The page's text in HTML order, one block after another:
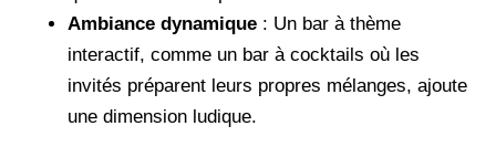
Ambiance dynamique : Un bar à thème
interactif, comme un bar à cocktails où les
invités préparent leurs propres mélanges, ajoute
une dimension ludique.